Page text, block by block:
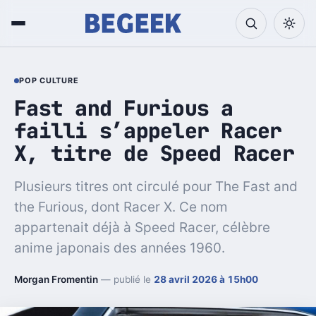
POP CULTURE
Fast and Furious a
failli s’appeler Racer
X, titre de Speed Racer
Plusieurs titres ont circulé pour The Fast and
the Furious, dont Racer X. Ce nom
appartenait déjà à Speed Racer, célèbre
anime japonais des années 1960.
Morgan Fromentin — publié le 28 avril 2026 à 15h00